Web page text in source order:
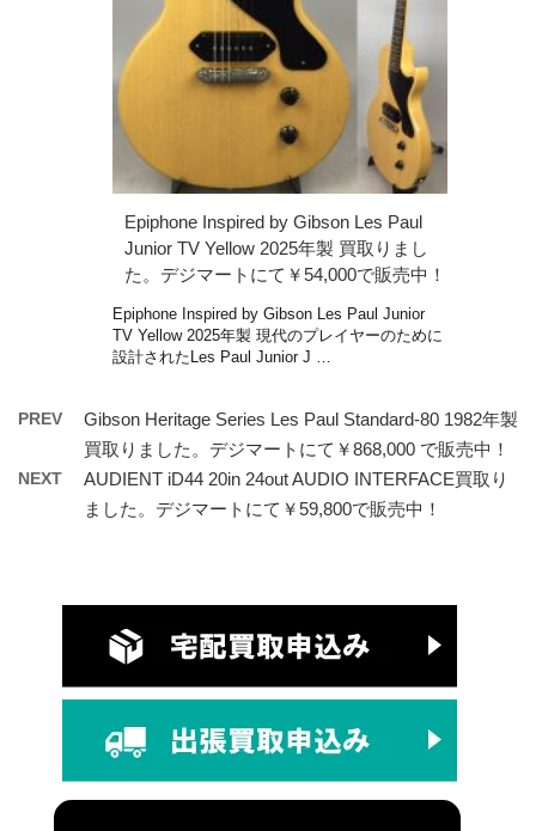
Epiphone Inspired by Gibson Les Paul
Junior TV Yellow 2025年製 買取りまし
た。デジマートにて￥54,000で販売中！
Epiphone Inspired by Gibson Les Paul Junior
TV Yellow 2025年製 現代のプレイヤーのために
設計されたLes Paul Junior J …
PREV
Gibson Heritage Series Les Paul Standard-80 1982年製
買取りました。デジマートにて￥868,000 で販売中！
NEXT
AUDIENT iD44 20in 24out AUDIO INTERFACE買取り
ました。デジマートにて￥59,800で販売中！